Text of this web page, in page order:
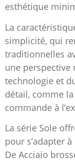
esthétique
La
simplicité, qui
traditionnelles
une perspective
technologie et
détail, comme
commande à
La série Sole
pour s’adapter
De Acciaio